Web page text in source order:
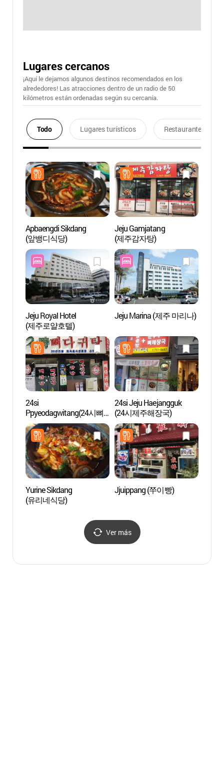
Lugares cercanos
¡Aquí le dejamos algunos destinos recomendados en los
alrededores! Las atracciones dentro de un radio de 50
kilómetros están ordenadas según su cercanía.
Todo Lugares turísticos Restaurantes
Apbaengdi Sikdang
(앞뱅디식당)
Jeju Gamjatang
(제주감자탕)
Jeju Royal Hotel
(제주로얄호텔)
Jeju Marina (제주 마리나)
24si
Ppyeodagwitang(24시뼈
다귀탕)
24si Jeju Haejangguk
(24시제주해장국)
Yurine Sikdang
(유리네식당)
Jjuippang (쭈이빵)
Ver más